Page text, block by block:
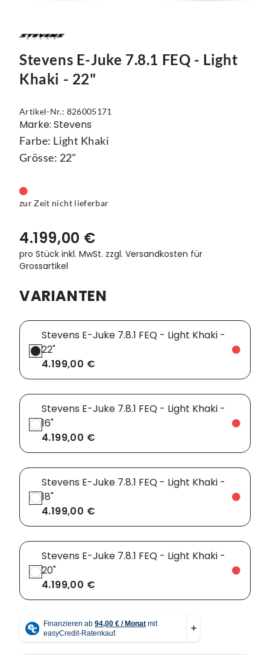
Mützen
Reflex-Produkte
Regenbekleidung
Schuhe
Socken
Streetwear
Trikots
Westen
Touring
Urban
Kettenblätter
Kurbelgarnituren
Laufräder
Lenker
Naben
Pedale
Sättel
Ständer
Steuersätze
Vorbauten
Zahnkränze
Flaschen
Flaschenhalter
Gepäckträger
Kettenschutz
Kindersitze
Klingeln & Hupen
Pumpen
Schutzbleche
Single Speed
Smartphonehalter
Spiegel
Taschen
Trainingsrollen
Wandhalterung
Stevens E-Juke 7.8.1 FEQ - Light
Khaki - 22"
Artikel-Nr.: 826005171
Marke: Stevens
Farbe: Light Khaki
Grösse: 22"
zur Zeit nicht lieferbar
4.199,00 €
pro Stück inkl. MwSt. zzgl. Versandkosten für
Grossartikel
VARIANTEN
Stevens E-Juke 7.8.1 FEQ - Light Khaki -
22"
4.199,00 €
Stevens E-Juke 7.8.1 FEQ - Light Khaki -
16"
4.199,00 €
Stevens E-Juke 7.8.1 FEQ - Light Khaki -
18"
4.199,00 €
Stevens E-Juke 7.8.1 FEQ - Light Khaki -
20"
4.199,00 €